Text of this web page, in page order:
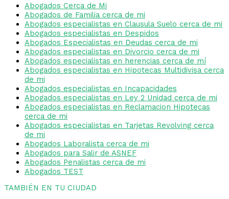
Abogados Cerca de Mi
Abogados de Familia cerca de mi
Abogados especialistas en Clausula Suelo cerca de mi
Abogados especialistas en Despidos
Abogados Especialistas en Deudas cerca de mi
Abogados especialistas en Divorcio cerca de mi
Abogados especialistas en herencias cerca de mí
Abogados especialistas en Hipotecas Multidivisa cerca
de mi
Abogados especialistas en Incapacidades
Abogados especialistas en Ley 2 Unidad cerca de mi
Abogados especialistas en Reclamacion Hipotecas
cerca de mi
Abogados especialistas en Tarjetas Revolving cerca
de mi
Abogados Laboralista cerca de mi
Abogados para Salir de ASNEF
Abogados Penalistas cerca de mi
Abogados TEST
TAMBIÉN EN TU CIUDAD